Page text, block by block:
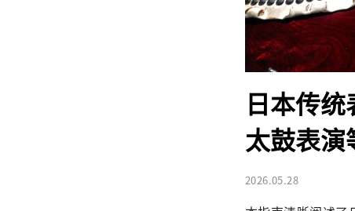
日本传
太鼓表演
2026.05.28